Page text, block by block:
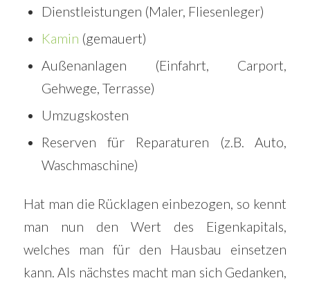
Dienstleistungen (Maler, Fliesenleger)
Kamin (gemauert)
Außenanlagen (Einfahrt, Carport,
Gehwege, Terrasse)
Umzugskosten
Reserven für Reparaturen (z.B. Auto,
Waschmaschine)
Hat man die Rücklagen einbezogen, so kennt
man nun den Wert des Eigenkapitals,
welches man für den Hausbau einsetzen
kann. Als nächstes macht man sich Gedanken,